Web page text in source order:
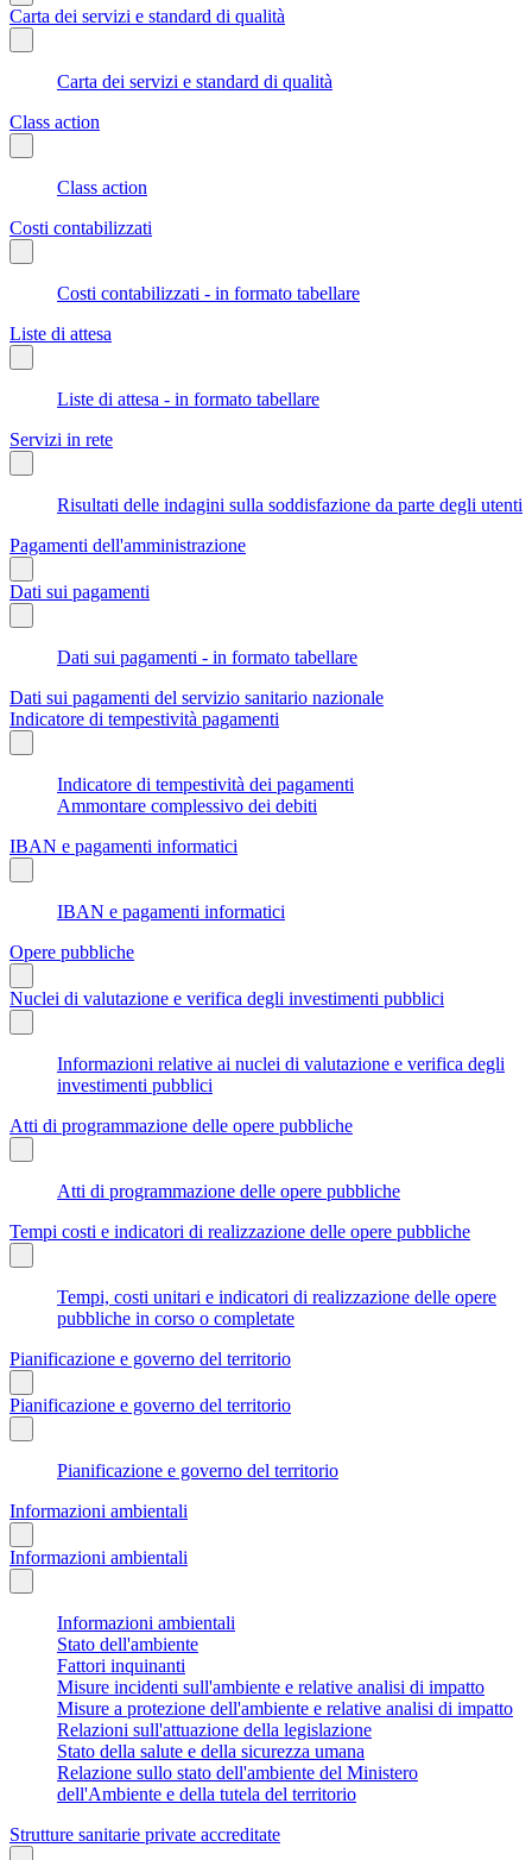
Carta dei servizi e standard di qualità
Carta dei servizi e standard di qualità
Class action
Class action
Costi contabilizzati
Costi contabilizzati - in formato tabellare
Liste di attesa
Liste di attesa - in formato tabellare
Servizi in rete
Risultati delle indagini sulla soddisfazione da parte degli utenti
Pagamenti dell'amministrazione
Dati sui pagamenti
Dati sui pagamenti - in formato tabellare
Dati sui pagamenti del servizio sanitario nazionale
Indicatore di tempestività pagamenti
Indicatore di tempestività dei pagamenti
Ammontare complessivo dei debiti
IBAN e pagamenti informatici
IBAN e pagamenti informatici
Opere pubbliche
Nuclei di valutazione e verifica degli investimenti pubblici
Informazioni relative ai nuclei di valutazione e verifica degli
investimenti pubblici
Atti di programmazione delle opere pubbliche
Atti di programmazione delle opere pubbliche
Tempi costi e indicatori di realizzazione delle opere pubbliche
Tempi, costi unitari e indicatori di realizzazione delle opere
pubbliche in corso o completate
Pianificazione e governo del territorio
Pianificazione e governo del territorio
Pianificazione e governo del territorio
Informazioni ambientali
Informazioni ambientali
Informazioni ambientali
Stato dell'ambiente
Fattori inquinanti
Misure incidenti sull'ambiente e relative analisi di impatto
Misure a protezione dell'ambiente e relative analisi di impatto
Relazioni sull'attuazione della legislazione
Stato della salute e della sicurezza umana
Relazione sullo stato dell'ambiente del Ministero
dell'Ambiente e della tutela del territorio
Strutture sanitarie private accreditate